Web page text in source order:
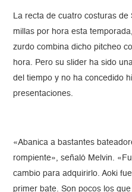
La recta de cuatro costuras
millas por hora esta
zurdo combina dicho pitcheo
hora. Pero su slider ha sido
del tiempo y no ha concedido
presentaciones.
«Abanica a bastantes
rompiente», señaló Melvin.
cambio para adquirirlo. Aoki
primer bate. Son pocos los